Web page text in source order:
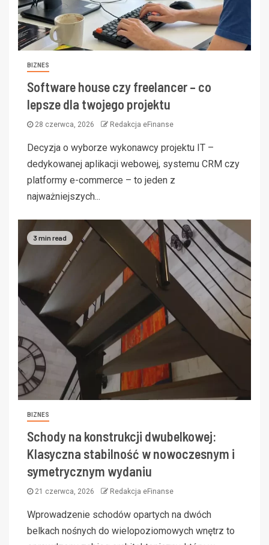
BIZNES
Software house czy freelancer – co
lepsze dla twojego projektu
28 czerwca, 2026 Redakcja eFinanse
Decyzja o wyborze wykonawcy projektu IT –
dedykowanej aplikacji webowej, systemu CRM czy
platformy e-commerce – to jeden z
najważniejszych...
3 min read
BIZNES
Schody na konstrukcji dwubelkowej:
Klasyczna stabilność w nowoczesnym i
symetrycznym wydaniu
21 czerwca, 2026 Redakcja eFinanse
Wprowadzenie schodów opartych na dwóch
belkach nośnych do wielopoziomowych wnętrz to